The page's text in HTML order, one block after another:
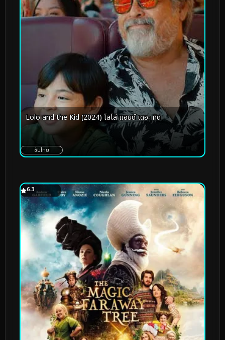
Lolo and the Kid (2024) โลโล่ แอนด์ เดอะ คิด
ซับไทย
6.3